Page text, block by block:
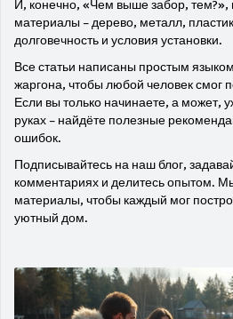
И, конечно, «Чем выше забор, тем?»,
материалы – дерево, металл,
долговечность и условия установки.
Все статьи написаны простым
жаргона, чтобы любой человек смог
Если вы только начинаете, а может,
руках – найдёте полезные
ошибок.
Подписывайтесь на наш блог,
комментариях и делитесь опытом.
материалы, чтобы каждый мог
уютный дом.